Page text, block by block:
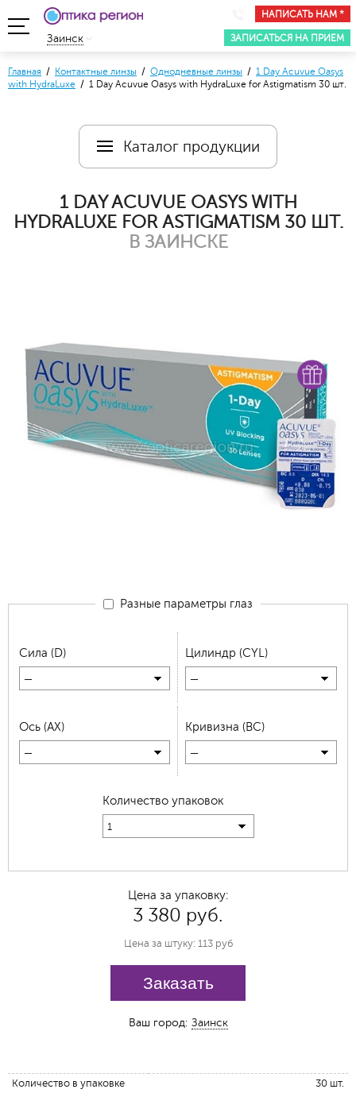
НАПИСАТЬ НАМ *
ЗАПИСАТЬСЯ НА ПРИЕМ
Заинск
Главная / Контактные линзы / Однодневные линзы / 1 Day Acuvue Oasys
with HydraLuxe / 1 Day Acuvue Oasys with HydraLuxe for Аstigmatism 30 шт.
Каталог продукции
1 DAY ACUVUE OASYS WITH
HYDRALUXE FOR АSTIGMATISM 30 ШТ.
В ЗАИНСКЕ
Разные параметры глаз
Сила (D)
—
Цилиндр (CYL)
—
Ось (AX)
—
Кривизна (BC)
—
Количество упаковок
1
Цена за упаковку:
3 380 руб.
Цена за штуку: 113 руб
Заказать
Ваш город: Заинск
Количество в упаковке
30 шт.